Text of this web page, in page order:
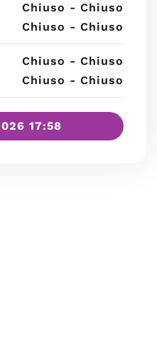
Chiuso - Chiuso
Chiuso - Chiuso
Chiuso - Chiuso
Chiuso - Chiuso
17:58